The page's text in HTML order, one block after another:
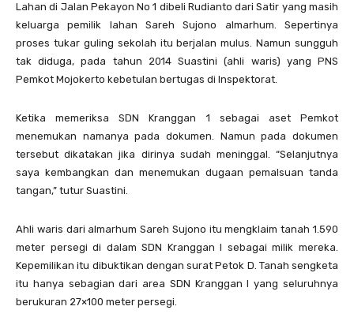
Lahan di Jalan Pekayon No 1 dibeli Rudianto dari Satir yang masih
keluarga pemilik lahan Sareh Sujono almarhum. Sepertinya
proses tukar guling sekolah itu berjalan mulus. Namun sungguh
tak diduga, pada tahun 2014 Suastini (ahli waris) yang PNS
Pemkot Mojokerto kebetulan bertugas di Inspektorat.
Ketika memeriksa SDN Kranggan 1 sebagai aset Pemkot
menemukan namanya pada dokumen. Namun pada dokumen
tersebut dikatakan jika dirinya sudah meninggal. “Selanjutnya
saya kembangkan dan menemukan dugaan pemalsuan tanda
tangan,” tutur Suastini.
Ahli waris dari almarhum Sareh Sujono itu mengklaim tanah 1.590
meter persegi di dalam SDN Kranggan I sebagai milik mereka.
Kepemilikan itu dibuktikan dengan surat Petok D. Tanah sengketa
itu hanya sebagian dari area SDN Kranggan I yang seluruhnya
berukuran 27×100 meter persegi.